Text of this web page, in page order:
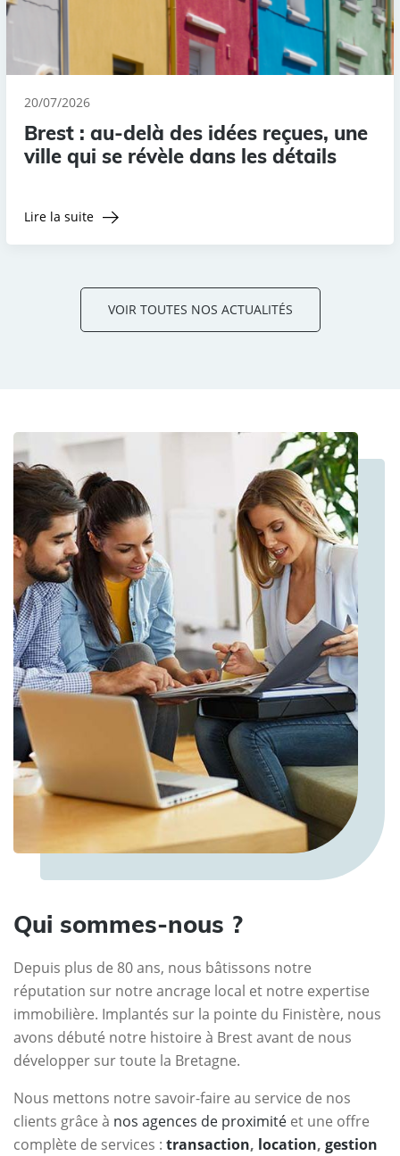
20/07/2026
Brest : au-delà des idées reçues, une
ville qui se révèle dans les détails
Lire la suite
VOIR TOUTES NOS ACTUALITÉS
Qui sommes-nous ?
Depuis plus de 80 ans, nous bâtissons notre
réputation sur notre ancrage local et notre expertise
immobilière. Implantés sur la pointe du Finistère, nous
avons débuté notre histoire à Brest avant de nous
développer sur toute la Bretagne.
Nous mettons notre savoir-faire au service de nos
clients grâce à nos agences de proximité et une offre
complète de services : transaction, location, gestion